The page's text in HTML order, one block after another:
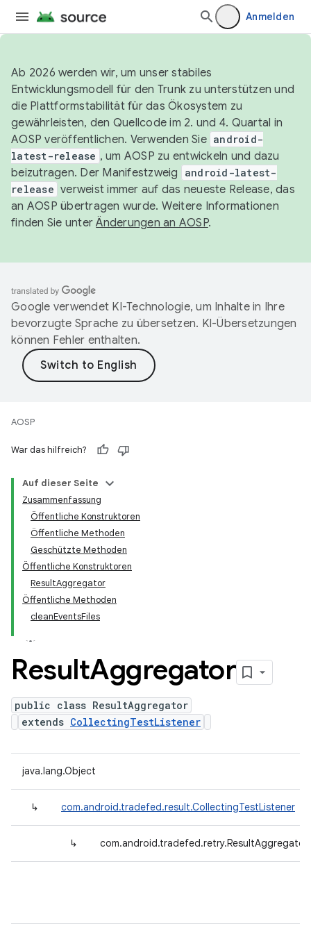
Anmelden
Ab 2026 werden wir, um unser stabiles
Entwicklungsmodell für den Trunk zu unterstützen und
die Plattformstabilität für das Ökosystem zu
gewährleisten, den Quellcode im 2. und 4. Quartal in
AOSP veröffentlichen. Verwenden Sie android-
latest-release , um AOSP zu entwickeln und dazu
beizutragen. Der Manifestzweig
android-latest-
release verweist immer auf das neueste Release, das
an AOSP übertragen wurde. Weitere Informationen
finden Sie unterÄnderungen an AOSP.
Google verwendet KI-Technologie, um Inhalte in Ihre
bevorzugte Sprache zu übersetzen. KI-Übersetzungen
können Fehler enthalten.
AOSP
War das hilfreich?
Auf dieser Seite
Zusammenfassung
Öffentliche Konstruktoren
Öffentliche Methoden
Geschützte Methoden
Öffentliche Konstruktoren
ResultAggregator
Öffentliche Methoden
cleanEventsFiles
ResultAggregator
public class ResultAggregator
extends CollectingTestListener
java.lang.Object
↳ com.android.tradefed.result.CollectingTestListener
↳ com.android.tradefed.retry.ResultAggregator